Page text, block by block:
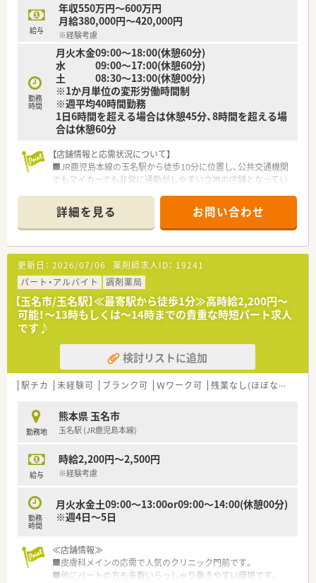
給与
年収550万円～600万円
月給380,000円～420,000円
※経験考慮
勤務
時間
月火木金09:00～18:00(休憩60分)
水 09:00～17:00(休憩60分)
土 08:30～13:00(休憩00分)
※1か月単位の変形労働時間制
※週平均40時間勤務
1日6時間を超える場合は休憩45分、8時間を超える場
合は休憩60分
【店舗情報と応需状況について】
■JR鹿児島本線の玉名駅から徒歩10分に位置し、公共交通機関
でもマイカーでも非常に通勤がしやすい立地の店舗となってい
■眼科と泌尿器科、内科の処方箋を1日平均110枚ほど応需して
おり、幅広い知識を習得できる環境が整っています。
■現在は正社員の薬剤師2名と事務員4名で運営していますが、
体制強化のための増員により、さらなる余裕を持った対応を目指
します。
【募集背景と求める人物像について】
■患者様へのサービス向上と健康サポート機能の強化を目的と
して、組織の活性化を図るために新たな正社員を急募しておりま
す。
つけ薬剤師の取得などにも前向きに取り組める方を求めていま
■40代までのベテラン層から若手まで幅広く歓迎しており、店
舗の年齢バランスを考慮しながら柔軟に受け入れを行っていま
【法人特徴について】
■福岡県や熊本県、大分県を中心に約30店舗を展開しており、地
す。
■大手チェーンであるスギ薬局グループの一員として、安定した
す。
■全店舗で「健康サポート薬局」の認可取得を目指す方針を掲げ
ており、薬局の社会的価値を高める取り組みに注力しています。
【求人情報について】
■経験次第で年収600万円という高待遇での提示が可能であり、
現在の給与水準を維持したい方の相談にも柔軟に対応いたしま
詳細を見る お問い合わせ
更新日： 2026/07/06 薬剤師求人ID： 19241
パート・アルバイト
調剤薬局
【玉名市/玉名駅】≪最寄駅から徒歩1分≫高時給2,200円～
可能！～13時もしくは～14時までの貴重な時短パート求人
です♪
検討リストに追加
駅チカ 未経験可 ブランク可 Ｗワーク可 残業なし(ほぼなし含む)
勤務地
熊本県 玉名市
玉名駅 (JR鹿児島本線)
給与
時給2,200円～2,500円
※経験考慮
勤務
時間
月火水金土09:00～13:00or09:00～14:00(休憩00分)
※週4日～5日
≪店舗情報≫
■皮膚科メインの応需で人気のクリニック門前です。
■他にパートの方も多数いらっしゃり働きやすい環境です。